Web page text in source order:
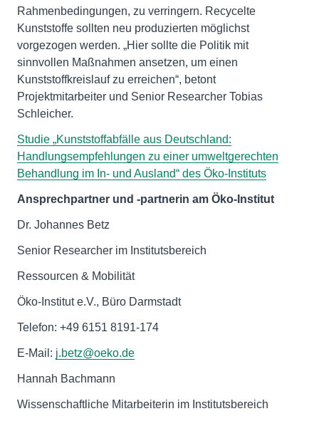
Rahmenbedingungen, zu verringern. Recycelte
Kunststoffe sollten neu produzierten möglichst
vorgezogen werden. „Hier sollte die Politik mit
sinnvollen Maßnahmen ansetzen, um einen
Kunststoffkreislauf zu erreichen“, betont
Projektmitarbeiter und Senior Researcher Tobias
Schleicher.
Studie „Kunststoffabfälle aus Deutschland:
Handlungsempfehlungen zu einer umweltgerechten
Behandlung im In- und Ausland“ des Öko-Instituts
Ansprechpartner und -partnerin am Öko-Institut
Dr. Johannes Betz
Senior Researcher im Institutsbereich
Ressourcen & Mobilität
Öko-Institut e.V., Büro Darmstadt
Telefon: +49 6151 8191-174
E-Mail: j.betz@oeko.de
Hannah Bachmann
Wissenschaftliche Mitarbeiterin im Institutsbereich